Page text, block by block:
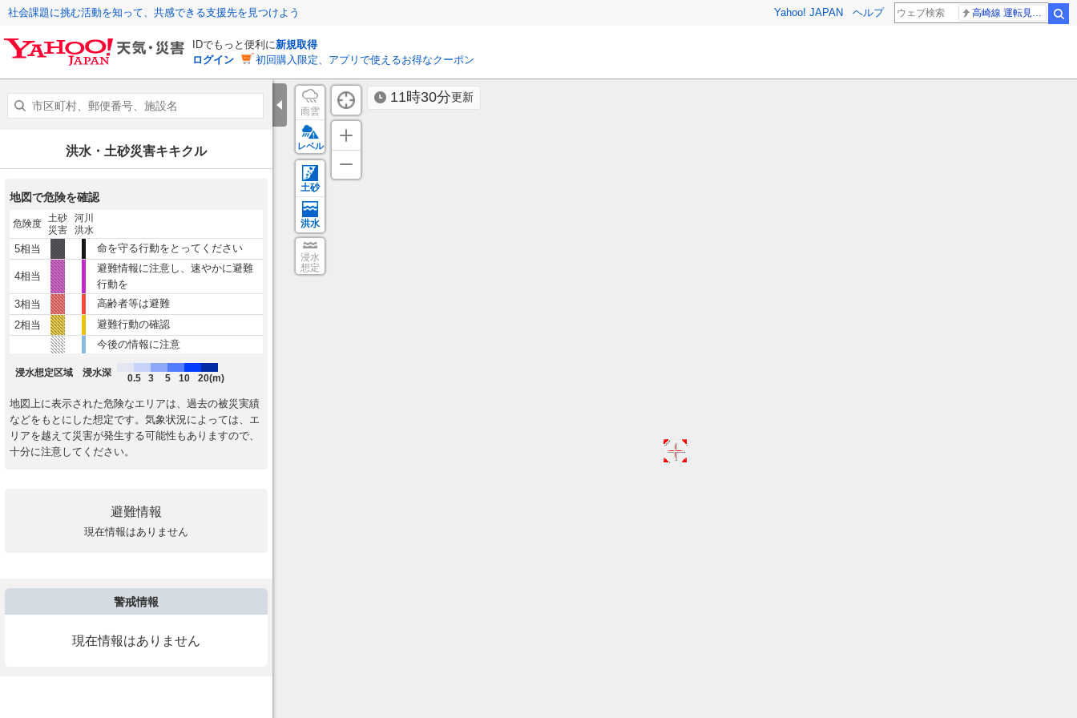
社会課題に挑む活動を知って、共感できる支援先を見つけよう Yahoo! JAPAN ヘルプ
IDでもっと便利に新規取得
ログイン
初回購入限定、アプリで使えるお得なクーポン
11時30分更新
雨雲
レベル
土砂
洪水
浸水
想定
洪水・土砂災害キキクル
地図で危険を確認
危険度 土砂
災害
河川
洪水
5相当 命を守る行動をとってください
4相当
避難情報に注意し、速やかに避難
行動を
3相当
高齢者等は避難
2相当
避難行動の確認
今後の情報に注意
浸水想定区域 浸水深
0.5 3 5 10 20(m)
地図上に表示された危険なエリアは、過去の被災実績
などをもとにした想定です。気象状況によっては、エ
リアを越えて災害が発生する可能性もありますので、
十分に注意してください。
避難情報
現在情報はありません
警戒情報
現在情報はありません